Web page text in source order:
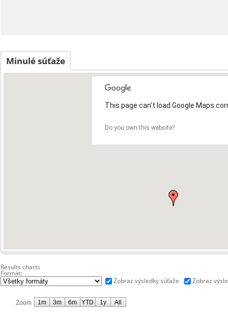
Minulé súťaže
This page can't load Google Maps
Do you own this website?
Results charts
Formát:
Zobraz výsledky súťaže
Zobraz
Zoom 1m 3m 6m YTD 1y All